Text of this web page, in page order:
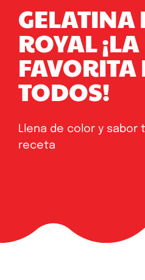
GELATINA
ROYAL ¡LA
FAVORITA
TODOS!
Llena de color y sabor
receta